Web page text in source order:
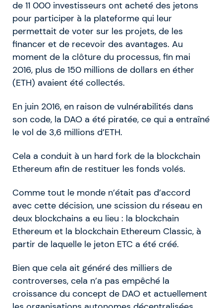
de 11 000 investisseurs ont acheté des jetons
pour participer à la plateforme qui leur
permettait de voter sur les projets, de les
financer et de recevoir des avantages. Au
moment de la clôture du processus, fin mai
2016, plus de 150 millions de dollars en éther
(ETH) avaient été collectés.
En juin 2016, en raison de vulnérabilités dans
son code, la DAO a été piratée, ce qui a entraîné
le vol de 3,6 millions d’ETH.
Cela a conduit à un hard fork de la blockchain
Ethereum afin de restituer les fonds volés.
Comme tout le monde n’était pas d’accord
avec cette décision, une scission du réseau en
deux blockchains a eu lieu : la blockchain
Ethereum et la blockchain Ethereum Classic, à
partir de laquelle le jeton ETC a été créé.
Bien que cela ait généré des milliers de
controverses, cela n’a pas empêché la
croissance du concept de DAO et actuellement